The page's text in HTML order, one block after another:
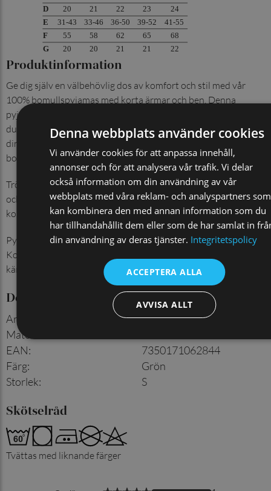
Produktinformation
Ge dig själv en välbehövlig dos av komfort och stil med vår
100% bomullspyjamas med korta ärmar och ben. Denna
pyjamas är det perfekta valet för de varmare månaderna när
du vill känna dig sval och bekväm samtidigt som du behåller
din elegans och avslappnade stil. Pyjamasen är tillverkad av
bomull som ger en otroligt mjuk och sval känsla.
Tröjan har ett snyggt randigt mönster vilket ger den en modern
och trendig look. Byxorna är enfärgat marinblå och
kompletterar tröjans mönster på ett stilfullt sätt.
Pyjamasen har en ledig passform som gör den bekväm att bära.
Korta ärmar och ben ger dig rörelsefrihet och ser till att du inte
känner dig instängd.
Detaljer
Artikelnummer
930003614
Material
EAN:
7350171062844
Färg:
Grön
Storlek: S
Skötselråd
Tvättas med liknande färger
Denna webbplats använder cookies
Vi använder cookies för att anpassa innehåll,
annonser och för att analysera vår trafik. Vi delar
också information om din användning av vår
webbplats med våra reklam- och analyspartners som
kan kombinera den med annan information som du
har tillhandahållit dem eller som de har samlat in
din användning av deras tjänster. Integritetspolicy
ACCEPTERA ALLA
AVVISA ALLT